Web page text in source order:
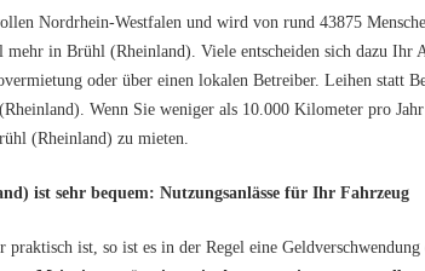
Nordrhein-Westfalen und wird von rund 43875
mehr in Brühl (Rheinland). Viele entscheiden sich dazu Ihr
oder über einen lokalen Betreiber. Leihen statt
Wenn Sie weniger als 10.000 Kilometer pro
(Rheinland) zu mieten.
ist sehr bequem: Nutzungsanlässe für Ihr Fahrzeug
praktisch ist, so ist es in der Regel eine